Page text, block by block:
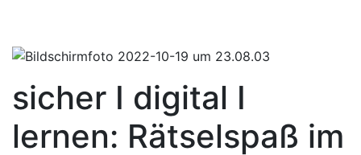
sicher I digital I
lernen: Rätselspaß im